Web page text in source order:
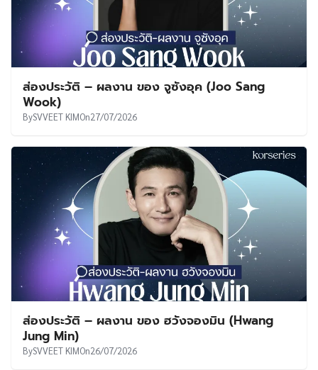
ส่องประวัติ – ผลงาน ของ จูซังอุค (Joo Sang
Wook)
BySVVEET KIMOn27/07/2026
ส่องประวัติ – ผลงาน ของ ฮวังจองมิน (Hwang
Jung Min)
BySVVEET KIMOn26/07/2026